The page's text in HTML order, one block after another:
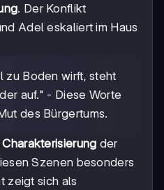
. Der Konflikt
Adel eskaliert im Haus
zu Boden wirft, steht
auf." - Diese Worte
des Bürgertums.
der
Szenen besonders
zeigt sich als